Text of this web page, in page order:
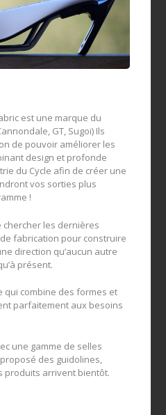
est une marque du
GT, Sugoi) Ils
de pouvoir améliorer les
design et profonde
du Cycle afin de créer une
vos sorties plus
!
chercher les dernières
fabrication pour construire
direction qu’aucun autre
présent.
qui combine des formes et
parfaitement aux besoins
une gamme de selles
des guidolines,
produits arrivent bientôt.